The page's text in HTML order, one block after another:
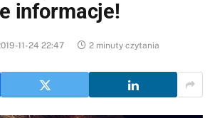
informacje!
11-24 22:47 2 minuty czytania